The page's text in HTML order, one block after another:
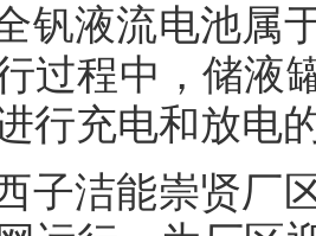
钒液流电池属
过程中，储液
行充电和放电
子洁能崇贤厂